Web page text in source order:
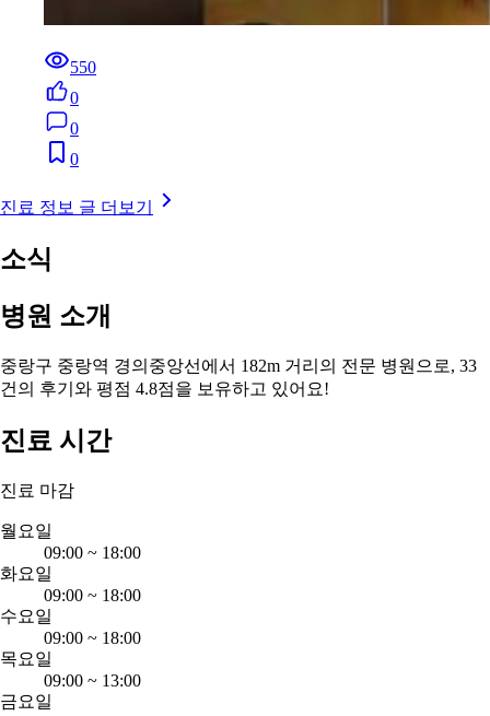
550
0
0
0
진료 정보 글 더보기
소식
병원 소개
중랑구 중랑역 경의중앙선에서 182m 거리의 전문 병원으로, 33
건의 후기와 평점 4.8점을 보유하고 있어요!
진료 시간
진료 마감
월요일
09:00 ~ 18:00
화요일
09:00 ~ 18:00
수요일
09:00 ~ 18:00
목요일
09:00 ~ 13:00
금요일